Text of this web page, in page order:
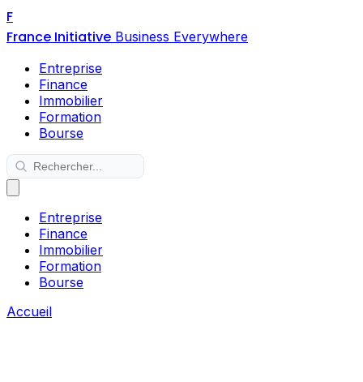
F
France Initiative Business Everywhere
Entreprise
Finance
Immobilier
Formation
Bourse
Entreprise
Finance
Immobilier
Formation
Bourse
Accueil